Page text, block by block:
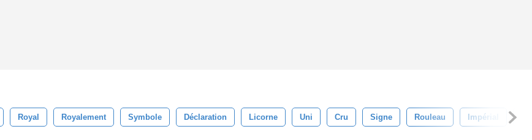
Royal Royalement Symbole Déclaration Licorne Uni Cru Signe Rouleau Impérial